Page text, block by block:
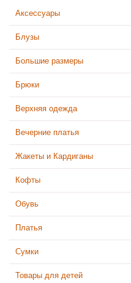
Аксессуары
Блузы
Большие размеры
Брюки
Верхняя одежда
Вечерние платья
Жакеты и Кардиганы
Кофты
Обувь
Платья
Сумки
Товары для детей